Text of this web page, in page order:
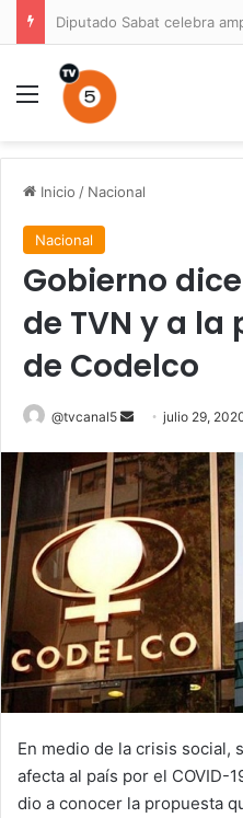
Menú
Inicio / Nacional
Nacional
Gobierno
de TVN y a
de Codelco
@tvcanal5
Send
email
julio 29,
En medio de la crisis social,
afecta al país por el COVID-
dio a conocer la propuesta